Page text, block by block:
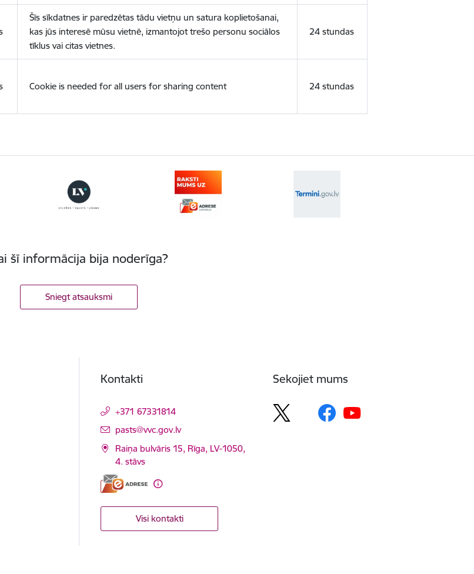
Šīs sīkdatnes ir paredzētas tādu vietņu un satura koplietošanai,
kas jūs interesē mūsu vietnē, izmantojot trešo personu sociālos
tīklus vai citas vietnes.
24 stundas
Cookie is needed for all users for sharing content 24 stundas
šī informācija bija noderīga?
Sniegt atsauksmi
Kontakti
+371 67331814
E-pasts:
pasts@vvc.gov.lv
Raiņa bulvāris 15, Rīga, LV-1050,
4. stāvs
Visi kontakti
Sekojiet mums